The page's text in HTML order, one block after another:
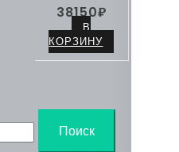
38150₽
В
КОРЗИНУ
Поиск